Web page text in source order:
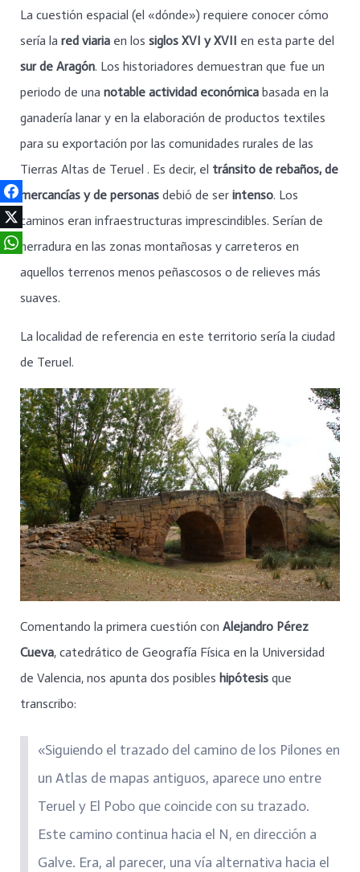
La cuestión espacial (el «dónde») requiere conocer cómo
sería la red viaria en los siglos XVI y XVII en esta parte del
sur de Aragón. Los historiadores demuestran que fue un
periodo de una notable actividad económica basada en la
ganadería lanar y en la elaboración de productos textiles
para su exportación por las comunidades rurales de las
Tierras Altas de Teruel . Es decir, el tránsito de rebaños, de
mercancías y de personas debió de ser intenso. Los
caminos eran infraestructuras imprescindibles. Serían de
herradura en las zonas montañosas y carreteros en
aquellos terrenos menos peñascosos o de relieves más
suaves.
La localidad de referencia en este territorio sería la ciudad
de Teruel.
Comentando la primera cuestión con Alejandro Pérez
Cueva, catedrático de Geografía Física en la Universidad
de Valencia, nos apunta dos posibles hipótesis que
transcribo:
«Siguiendo el trazado del camino de los Pilones en
un Atlas de mapas antiguos, aparece uno entre
Teruel y El Pobo que coincide con su trazado.
Este camino continua hacia el N, en dirección a
Galve. Era, al parecer, una vía alternativa hacia el